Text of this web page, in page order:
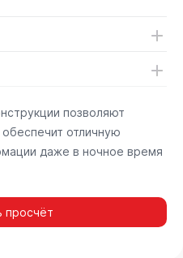
позволяют
отличную
даже в ночное время
просчёт